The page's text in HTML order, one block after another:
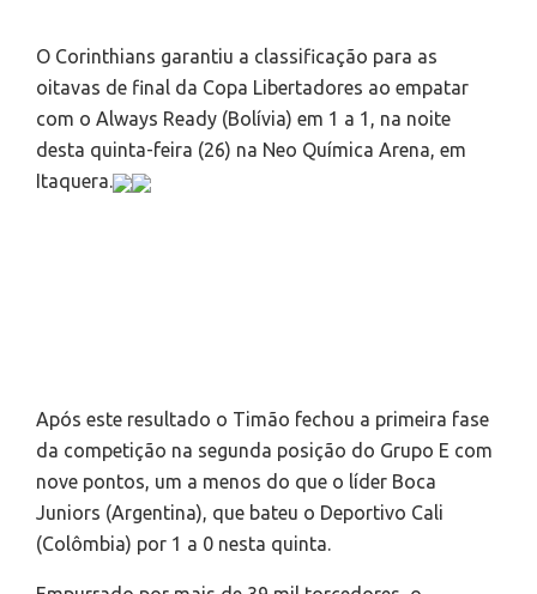
O Corinthians garantiu a classificação para as
oitavas de final da Copa Libertadores ao empatar
com o Always Ready (Bolívia) em 1 a 1, na noite
desta quinta-feira (26) na Neo Química Arena, em
Itaquera.
Após este resultado o Timão fechou a primeira fase
da competição na segunda posição do Grupo E com
nove pontos, um a menos do que o líder Boca
Juniors (Argentina), que bateu o Deportivo Cali
(Colômbia) por 1 a 0 nesta quinta.